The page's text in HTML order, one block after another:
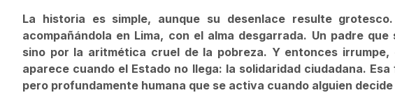
La historia es simple, aunque su desenlace resulte
acompañándola en Lima, con el alma desgarrada. Un padre
sino por la aritmética cruel de la pobreza. Y entonces irrumpe,
aparece cuando el Estado no llega: la solidaridad ciudadana.
pero profundamente humana que se activa cuando alguien